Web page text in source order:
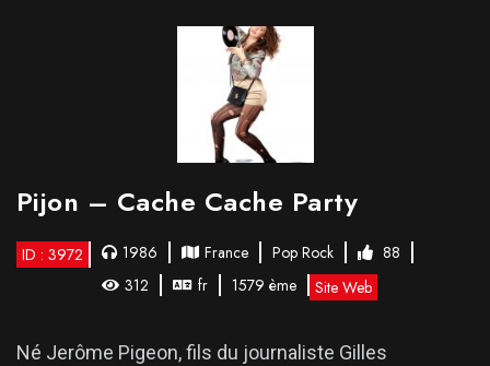
Pijon – Cache Cache Party
ID : 3972 1986 France Pop Rock
88
312
fr 1579 ème Site Web
Né Jerôme Pigeon, fils du journaliste Gilles